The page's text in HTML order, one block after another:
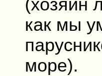
(хозяин
как мы
море).